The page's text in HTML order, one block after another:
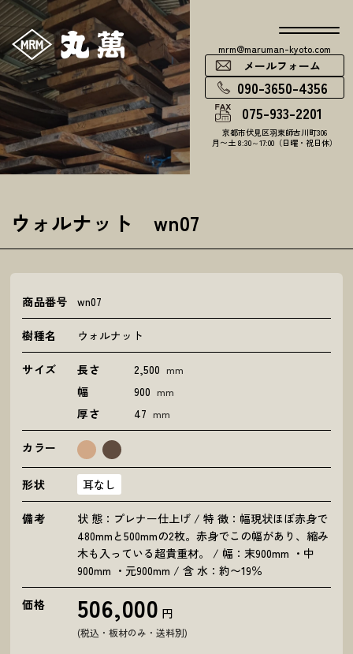
mrm@maruman-kyoto.com
メールフォーム
090-3650-4356
075-933-2201
京都市伏見区羽束師古川町306
月〜土 8:30～17:00（日曜・祝日休）
ウォルナット wn07
商品番号 wn07
樹種名 ウォルナット
サイズ 長さ 2,500 mm
幅 900 mm
厚さ 47 mm
カラー
形状 耳なし
備考
状 態：プレナー仕上げ / 特 徴：幅現状ほぼ赤身で
480mmと500mmの2枚。赤身でこの幅があり、縮み
木も入っている超貴重材。 / 幅：末900mm ・中
900mm ・元900mm / 含 水：約〜19％
価格 506,000 円
(税込・板材のみ・送料別)